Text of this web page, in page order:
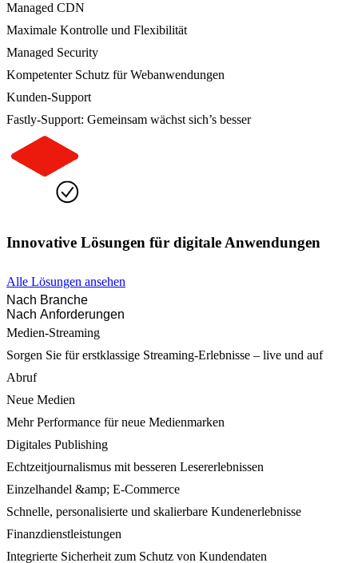
Managed CDN
Maximale Kontrolle und Flexibilität
Managed Security
Kompetenter Schutz für Webanwendungen
Kunden-Support
Fastly-Support: Gemeinsam wächst sich’s besser
Innovative Lösungen für digitale Anwendungen
Alle Lösungen ansehen
Nach Branche
Nach Anforderungen
Medien-Streaming
Sorgen Sie für erstklassige Streaming-Erlebnisse – live und auf
Abruf
Neue Medien
Mehr Performance für neue Medienmarken
Digitales Publishing
Echtzeitjournalismus mit besseren Lesererlebnissen
Einzelhandel &amp; E-Commerce
Schnelle, personalisierte und skalierbare Kundenerlebnisse
Finanzdienstleistungen
Integrierte Sicherheit zum Schutz von Kundendaten